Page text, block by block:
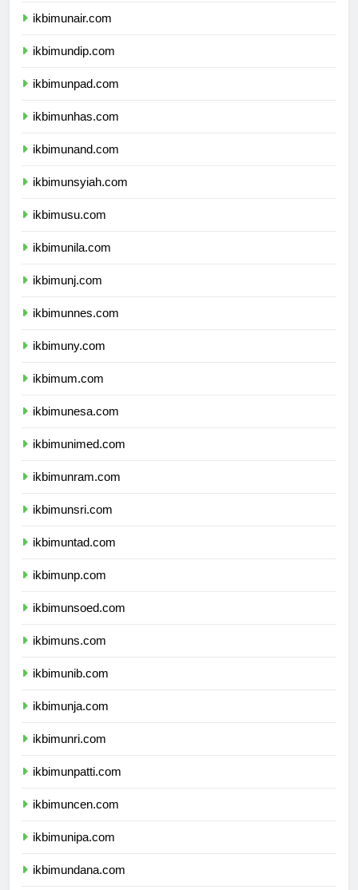
ikbimunair.com
ikbimundip.com
ikbimunpad.com
ikbimunhas.com
ikbimunand.com
ikbimunsyiah.com
ikbimusu.com
ikbimunila.com
ikbimunj.com
ikbimunnes.com
ikbimuny.com
ikbimum.com
ikbimunesa.com
ikbimunimed.com
ikbimunram.com
ikbimunsri.com
ikbimuntad.com
ikbimunp.com
ikbimunsoed.com
ikbimuns.com
ikbimunib.com
ikbimunja.com
ikbimunri.com
ikbimunpatti.com
ikbimuncen.com
ikbimunipa.com
ikbimundana.com